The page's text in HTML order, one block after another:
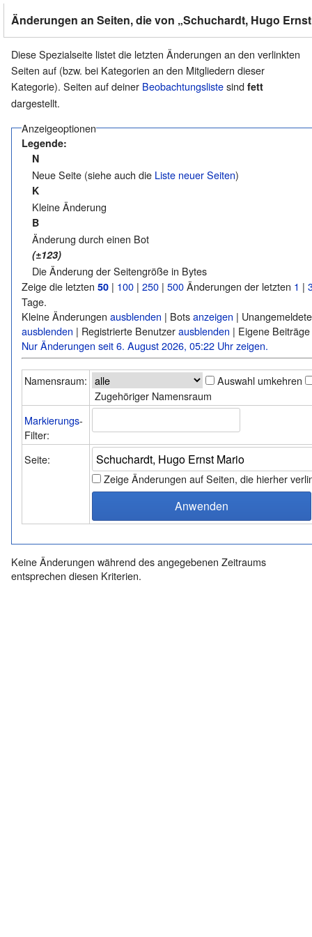
Änderungen an Seiten, die von „Schuchardt, Hugo
Diese Spezialseite listet die letzten Änderungen an den verlinkten
Seiten auf (bzw. bei Kategorien an den Mitgliedern dieser
Kategorie). Seiten auf deiner Beobachtungslistesind fett
dargestellt.
Anzeigeoptionen
Legende:
N
Neue Seite (siehe auch die Liste neuer Seiten)
K
Kleine Änderung
B
Änderung durch einen Bot
(±123)
Die Änderung der Seitengröße in Bytes
Zeige die letzten50 | 100 |250 |500Änderungen der letzten 1 |
Tage.
Kleine Änderungenausblenden | Botsanzeigen |
ausblenden | Registrierte Benutzerausblenden | Eigene
Nur Änderungen seit 6. August 2026, 05:22 Uhr zeigen.
Namensraum:
Auswahl umkehren
Zugehöriger Namensraum
Markierungs-
Filter:
Seite:
Zeige Änderungen auf Seiten, die hierher
Keine Änderungen während des angegebenen Zeitraums
entsprechen diesen Kriterien.